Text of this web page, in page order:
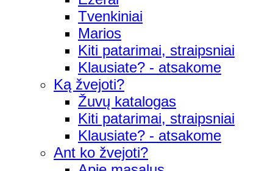
Tvenkiniai
Marios
Kiti patarimai, straipsniai
Klausiate? - atsakome
Ką žvejoti?
Žuvų katalogas
Kiti patarimai, straipsniai
Klausiate? - atsakome
Ant ko žvejoti?